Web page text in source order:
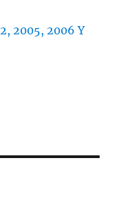
2005, 2006 Y